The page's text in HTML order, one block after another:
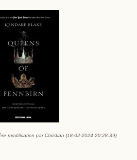
modification par Christian (18-02-2024 20:28:39)